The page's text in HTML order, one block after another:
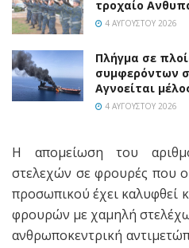
τροχαίο
4 ΑΥΓΟΎΣΤΟΥ 2026
Πλήγμα σε
συμφερόντων
Αγνοείται
4 ΑΥΓΟΎΣΤΟΥ 2026
Η απομείωση του
στελεχών σε φρουρές που
προσωπικού έχει καλυφθεί
φρουρών με χαμηλή
ανθρωποκεντρική